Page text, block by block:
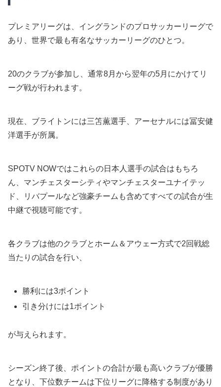
プレミアリーグは、イングランドのプロサッカーリーグで
あり、世界で最も有名なサッカーリーグのひとつ。
20のクラブが参加し、通常8月から翌年の5月にかけてリ
ーグ戦が行われます。
現在、ブライトンには三笘薫選手、アーセナルには冨安健
洋選手が所属。
SPOTV NOWではこれらの日本人選手の試合はもちろ
ん、マンチェスターシティやマンチェスターユナイテッ
ド、リバプールなど強豪チームも含めてすべての試合が生
中継で視聴可能です。
各クラブは他のクラブとホーム＆アウェー方式で2回戦総
当たりの試合を行い、
勝利には3ポイント
引き分けには1ポイント
が与えられます。
シーズン終了後、ポイントの合計が最も高いクラブが優勝
となり、下位数チームは下位リーグに降格する制度があり